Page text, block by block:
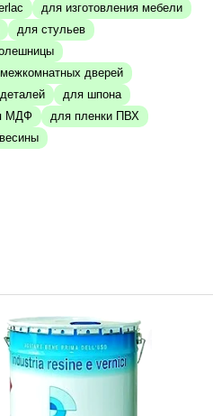
для изготовления мебели
для стульев
дверей
для шпона
МДФ
для пленки ПВХ